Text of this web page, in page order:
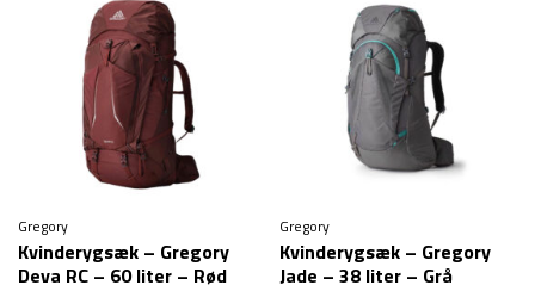
Gregory
Kvinderygsæk – Gregory
Deva RC – 60 liter – Rød
Gregory
Kvinderygsæk – Gregory
Jade – 38 liter – Grå